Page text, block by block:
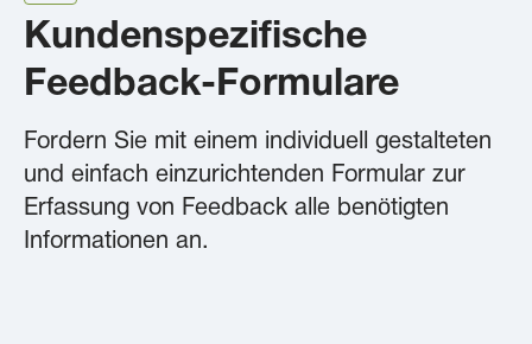
Kundenspezifische
Feedback-Formulare
Fordern Sie mit einem individuell gestalteten
und einfach einzurichtenden Formular zur
Erfassung von Feedback alle benötigten
Informationen an.